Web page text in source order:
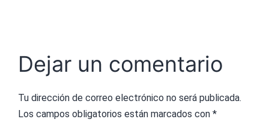
Dejar un comentario
Tu dirección de correo electrónico no será publicada.
Los campos obligatorios están marcados con *